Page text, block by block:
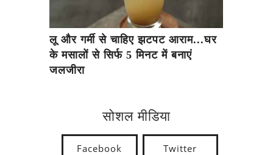
लू और गर्मी से चाहिए झटपट आराम...घर
के मसालों से सिर्फ 5 मिनट में बनाएं
जलजीरा
सोशल मीडिया
Facebook Twitter